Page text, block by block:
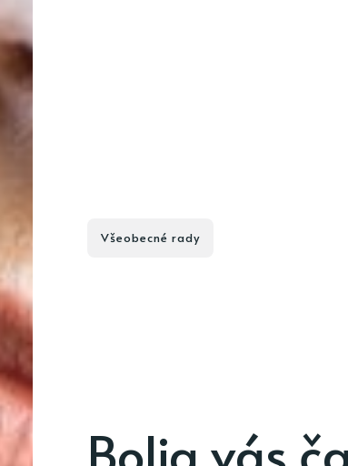
Všeobecné rady
Bolia vás